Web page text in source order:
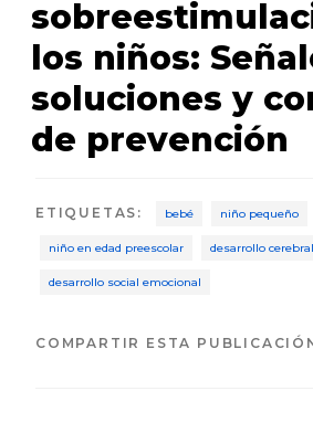
los niños:
soluciones y
de prevención
ETIQUETAS : bebé niño pequeño
niño en edad preescolar desarrollo cerebral
desarrollo social emocional
COMPARTIR ESTA